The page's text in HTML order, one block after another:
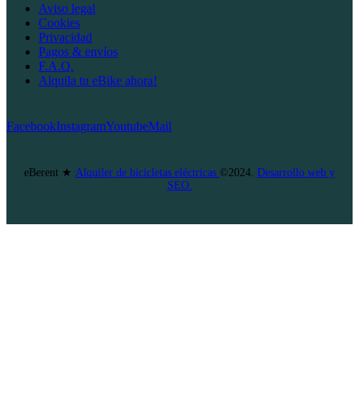
Aviso legal
Cookies
Privacidad
Pagos & envíos
F.A.Q.
Alquila tu eBike ahora!
FacebookInstagramYoutubeMail
eBerent ★ Alquiler de bicicletas eléctricas ©2024. Desarrollo web y
SEO.